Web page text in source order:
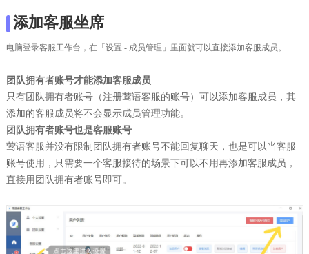
添加客服坐席
电脑登录客服工作台，在「设置 - 成员管理」里面就可以直接添加客服成员。
团队拥有者账号才能添加客服成员
只有团队拥有者账号（注册莺语客服的账号）可以添加客服成员，其
添加的客服成员将不会显示成员管理功能。
团队拥有者账号也是客服账号
莺语客服并没有限制团队拥有者账号不能回复聊天，也是可以当客服
账号使用，只需要一个客服接待的场景下可以不用再添加客服成员，
直接用团队拥有者账号即可。